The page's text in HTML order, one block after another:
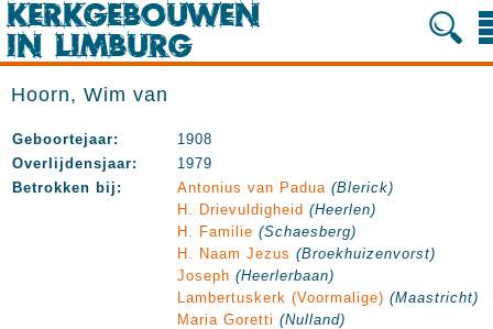
Hoorn, Wim van
Geboortejaar:
1908
Overlijdensjaar:
1979
Betrokken bij:
Antonius van Padua (Blerick)
H. Drievuldigheid (Heerlen)
H. Familie (Schaesberg)
H. Naam Jezus (Broekhuizenvorst)
Joseph (Heerlerbaan)
Lambertuskerk (Voormalige) (Maastricht)
Maria Goretti (Nulland)